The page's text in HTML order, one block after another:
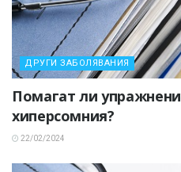
ДРУГИ ЗАБОЛЯВАНИЯ
Помагат ли
хиперсомния?
22/02/2024